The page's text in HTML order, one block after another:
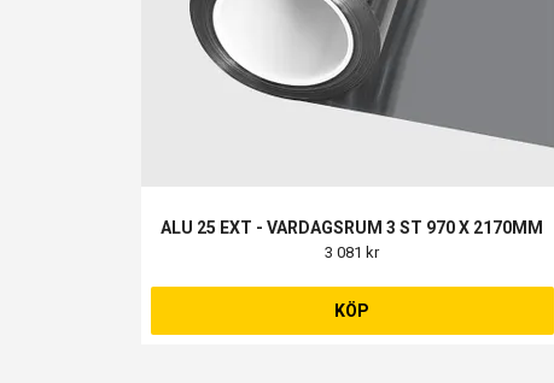
ALU 25 EXT - VARDAGSRUM 3 ST 970 X 2170MM
3 081 kr
KÖP